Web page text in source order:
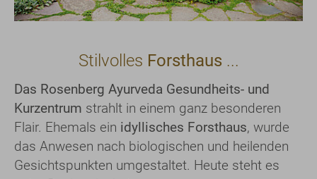
Stilvolles Forsthaus...
Das Rosenberg Ayurveda Gesundheits- und
Kurzentrum strahlt in einem ganz besonderen
Flair. Ehemals ein idyllisches Forsthaus, wurde
das Anwesen nach biologischen und heilenden
Gesichtspunkten umgestaltet. Heute steht es